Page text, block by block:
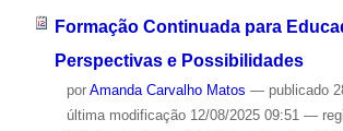
Formação Continuada para
Perspectivas e Possibilidades
por Amanda Carvalho Matos — publicado
última modificação12/08/2025 09:51 —